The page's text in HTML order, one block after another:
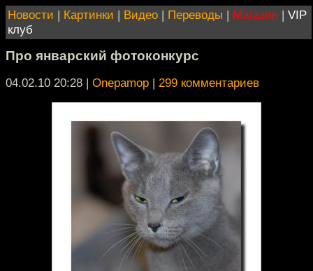
Новости | Картинки | Видео | Переводы | Магазин | VIP
клуб
Про январский фотоконкурс
04.02.10 20:28 | Onepamop | 299 комментариев